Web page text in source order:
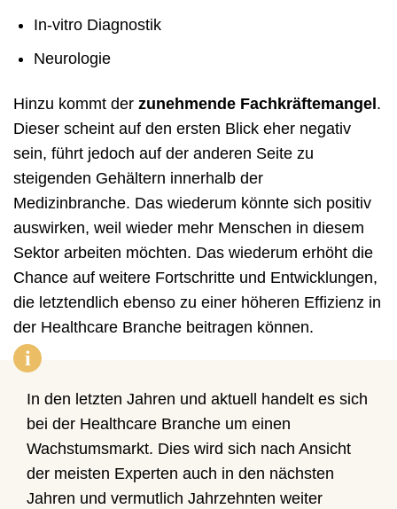
In-vitro Diagnostik
Neurologie
Hinzu kommt der zunehmende Fachkräftemangel.
Dieser scheint auf den ersten Blick eher negativ
sein, führt jedoch auf der anderen Seite zu
steigenden Gehältern innerhalb der
Medizinbranche. Das wiederum könnte sich positiv
auswirken, weil wieder mehr Menschen in diesem
Sektor arbeiten möchten. Das wiederum erhöht die
Chance auf weitere Fortschritte und Entwicklungen,
die letztendlich ebenso zu einer höheren Effizienz in
der Healthcare Branche beitragen können.
i
In den letzten Jahren und aktuell handelt es sich
bei der Healthcare Branche um einen
Wachstumsmarkt. Dies wird sich nach Ansicht
der meisten Experten auch in den nächsten
Jahren und vermutlich Jahrzehnten weiter